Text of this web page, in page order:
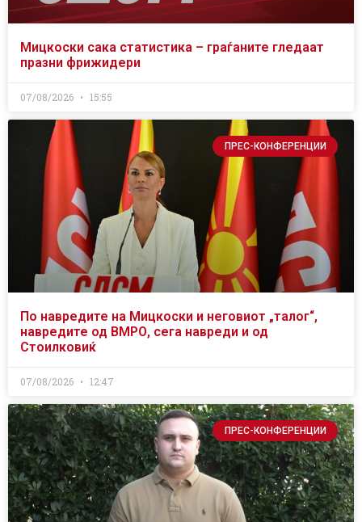
Мицкоски сака статистика – граѓаните гледаат
празни фрижидери
07/08/2026 15:55
ПРЕС-КОНФЕРЕНЦИИ
По навредите на Мицкоски и неговиот „талог“,
навредите од ВМРО, сега навреди и од
Стоилковиќ
07/08/2026 12:47
ПРЕС-КОНФЕРЕНЦИИ